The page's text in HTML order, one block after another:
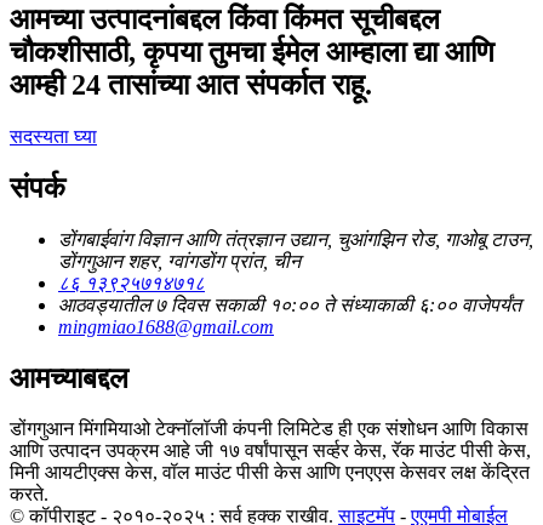
आमच्या उत्पादनांबद्दल किंवा किंमत सूचीबद्दल
चौकशीसाठी, कृपया तुमचा ईमेल आम्हाला द्या आणि
आम्ही 24 तासांच्या आत संपर्कात राहू.
सदस्यता घ्या
संपर्क
डोंगबाईवांग विज्ञान आणि तंत्रज्ञान उद्यान, चुआंगझिन रोड, गाओबू टाउन,
डोंगगुआन शहर, ग्वांगडोंग प्रांत, चीन
८६ १३९२५७१४७१८
आठवड्यातील ७ दिवस सकाळी १०:०० ते संध्याकाळी ६:०० वाजेपर्यंत
mingmiao1688@gmail.com
आमच्याबद्दल
डोंगगुआन मिंगमियाओ टेक्नॉलॉजी कंपनी लिमिटेड ही एक संशोधन आणि विकास
आणि उत्पादन उपक्रम आहे जी १७ वर्षांपासून सर्व्हर केस, रॅक माउंट पीसी केस,
मिनी आयटीएक्स केस, वॉल माउंट पीसी केस आणि एनएएस केसवर लक्ष केंद्रित
करते.
© कॉपीराइट - २०१०-२०२५ : सर्व हक्क राखीव. साइटमॅप -एएमपी मोबाईल